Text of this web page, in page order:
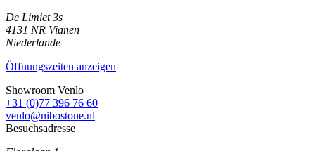
De Limiet 3s
4131 NR Vianen
Niederlande
Öffnungszeiten anzeigen
Showroom Venlo
+31 (0)77 396 76 60
venlo@nibostone.nl
Besuchsadresse